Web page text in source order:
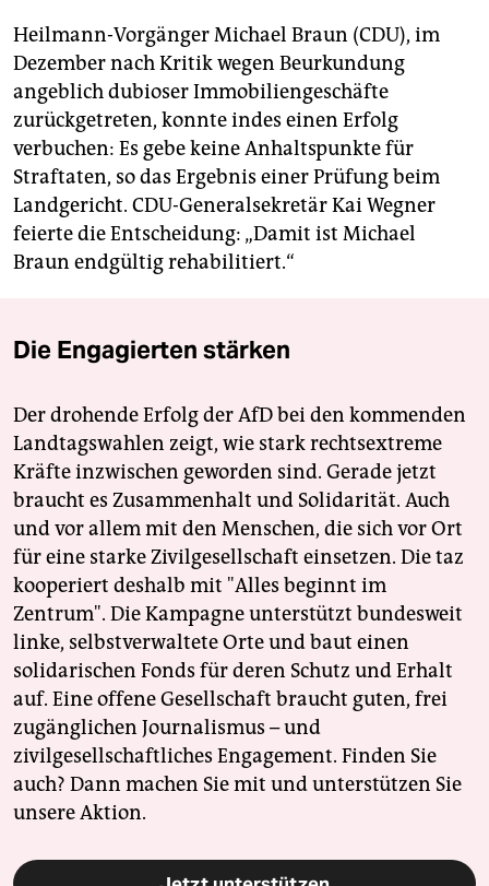
Heilmann-Vorgänger Michael Braun (CDU), im
Dezember nach Kritik wegen Beurkundung
angeblich dubioser Immobiliengeschäfte
zurückgetreten, konnte indes einen Erfolg
verbuchen: Es gebe keine Anhaltspunkte für
Straftaten, so das Ergebnis einer Prüfung beim
Landgericht. CDU-Generalsekretär Kai Wegner
feierte die Entscheidung: „Damit ist Michael
Braun endgültig rehabilitiert.“
Die Engagierten stärken
Der drohende Erfolg der AfD bei den kommenden
Landtagswahlen zeigt, wie stark rechtsextreme
Kräfte inzwischen geworden sind. Gerade jetzt
braucht es Zusammenhalt und Solidarität. Auch
und vor allem mit den Menschen, die sich vor Ort
für eine starke Zivilgesellschaft einsetzen. Die taz
kooperiert deshalb mit "Alles beginnt im
Zentrum". Die Kampagne unterstützt bundesweit
linke, selbstverwaltete Orte und baut einen
solidarischen Fonds für deren Schutz und Erhalt
auf. Eine offene Gesellschaft braucht guten, frei
zugänglichen Journalismus – und
zivilgesellschaftliches Engagement. Finden Sie
auch? Dann machen Sie mit und unterstützen Sie
unsere Aktion.